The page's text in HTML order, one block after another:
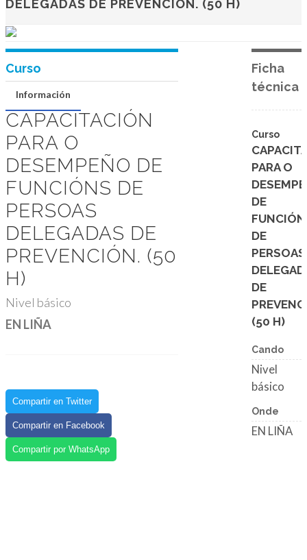
DELEGADAS DE PREVENCIÓN. (50 H)
Curso
Información
CAPACITACIÓN
PARA O
DESEMPEÑO DE
FUNCIÓNS DE
PERSOAS
DELEGADAS DE
PREVENCIÓN. (50
H)
Nivel básico
EN LIÑA
Compartir en Twitter
Compartir en Facebook
Compartir por WhatsApp
Ficha
técnica
Curso
PARA O
DE
DE
PERSOAS
DE
(50 H)
Cando
Nivel
básico
Onde
EN LIÑA